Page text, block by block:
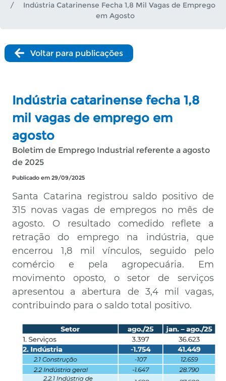
Indústria Catarinense Fecha 1,8 Mil Vagas de Emprego
em Agosto
Voltar para publicações
Indústria catarinense fecha 1,8
mil vagas de emprego em
agosto
Boletim de Emprego Industrial referente a agosto
de 2025
Publicado em 29/09/2025
Santa Catarina registrou saldo positivo de
315 novas vagas de empregos no mês de
agosto. O resultado comedido reflete a
retração do emprego na indústria, que
encerrou 1,8 mil vínculos, seguido pelo
comércio e pela agropecuária. Em
movimento oposto, o setor de serviços
apresentou a abertura de 3,4 mil vagas,
contribuindo para o saldo total positivo.
Imagem